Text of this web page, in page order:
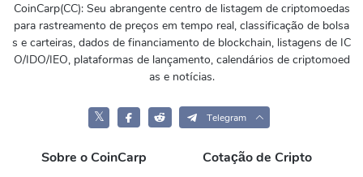
CoinCarp(CC): Seu abrangente centro de listagem de criptomoedas
para rastreamento de preços em tempo real, classificação de bolsa
s e carteiras, dados de financiamento de blockchain, listagens de IC
O/IDO/IEO, plataformas de lançamento, calendários de criptomoed
as e notícias.
𝕏 Telegram
Sobre o CoinCarp Cotação de Cripto